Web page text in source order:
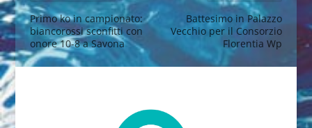
Primo ko in campionato:
biancorossi sconfitti con
onore 10-8 a Savona
Battesimo in Palazzo
Vecchio per il Consorzio
Florentia Wp